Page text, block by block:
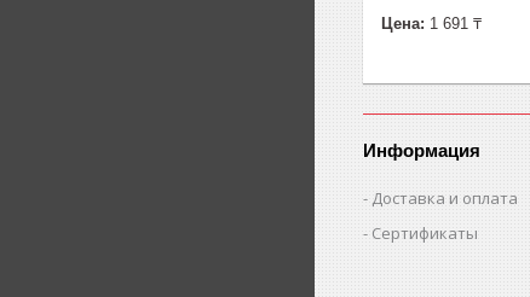
Цена: 1 691 ₸
Информация
Доставка и оплата
Сертификаты